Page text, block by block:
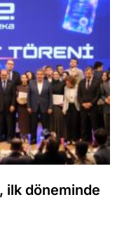
ilk döneminde